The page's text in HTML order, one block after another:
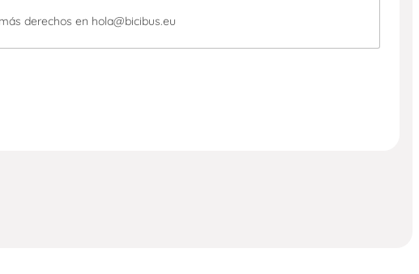
derechos en hola@bicibus.eu